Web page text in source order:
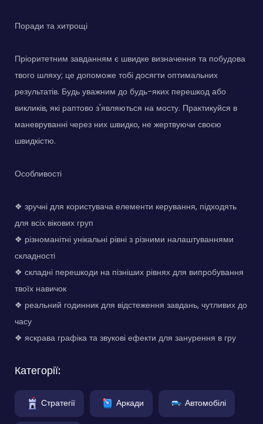
Поради та хитрощі
Пріоритетним завданням є швидке визначення та побудова
твого шляху; це допоможе тобі досягти оптимальних
результатів. Будь уважним до будь-яких перешкод або
викликів, які раптово з'являються на мосту. Практикуйся в
маневруванні через них швидко, не жертвуючи своєю
швидкістю.
Особливості
❖ зручні для користувача елементи керування, підходять
для всіх вікових груп
❖ різноманітні унікальні рівні з різними налаштуваннями
складності
❖ складні перешкоди на пізніших рівнях для випробування
твоїх навичок
❖ реальний годинник для відстеження завдань, чутливих до
часу
❖ яскрава графіка та звукові ефекти для занурення в гру
Категорії:
Стратегії Аркади Автомобілі